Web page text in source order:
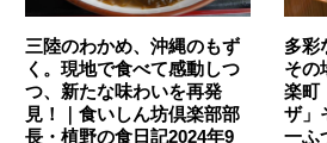
三陸のわかめ、沖縄のもず
く。現地で食べて感動しつ
つ、新たな味わいを再発
見！｜食いしん坊倶楽部部
長・植野の食日記2024年9
多彩
その
楽町
ザ」
一ふ